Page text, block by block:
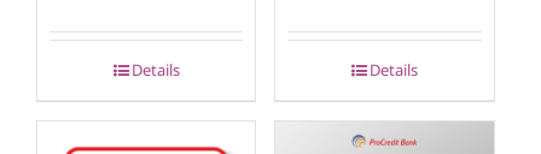
Details Details